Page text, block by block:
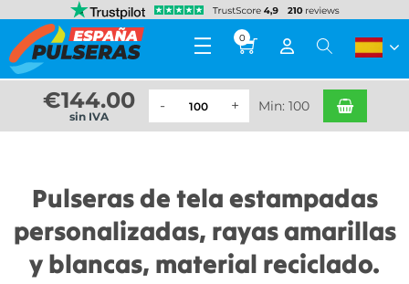
0
€144.00
sin IVA
Min: 100
Pulseras de tela estampadas
personalizadas, rayas amarillas
y blancas, material reciclado.